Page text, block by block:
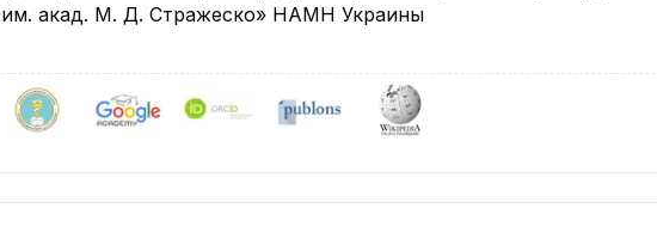
им. акад. М. Д. Стражеско» НАМН Украины